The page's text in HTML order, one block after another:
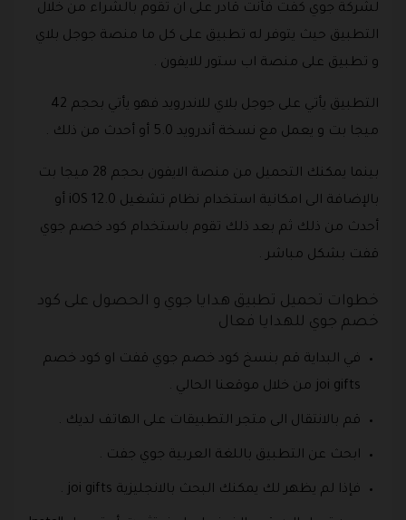
لشركة جوي كفت فأنت قادر على ان تقوم بالشراء من خلال
التطبيق حيث يتوفر له تطبيق على كل ما منصة جوجل بلاي
و تطبيق على منصة اب ستور للايفون .
التطبيق يأتي على جوجل بلاي للاندرويد فهو يأتي بحجم 42
ميجا بت و يعمل مع نسخة أندرويد 5.0 أو أحدث من ذلك .
بينما يمكنك التحميل من منصة الايفون بحجم 28 ميجا بت
بالإضافة الى امكانية استخدام نظام تشغيل iOS 12.0 أو
أحدث من ذلك ثم بعد ذلك تقوم باستخدام كود خصم جوي
قفت بشكل مباشر .
خطوات تحميل تطبيق هدايا جوي و الحصول على كود
خصم جوي للهدايا فعال
في البداية قم بنسخ كود خصم جوي قفت او كود خصم
joi gifts من خلال موقعنا الحالي .
قم بالانتقال الى متجر التطبيقات على الهاتف لديك .
ابحث عن التطبيق باللغة العربية جوي جفت .
فإذا لم يظهر لك يمكنك البحث بالانجليزية joi gifts .